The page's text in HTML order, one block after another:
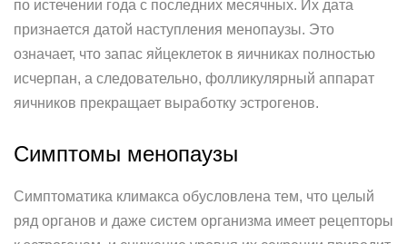
по истечении года с последних месячных. Их дата
признается датой наступления менопаузы. Это
означает, что запас яйцеклеток в яичниках полностью
исчерпан, а следовательно, фолликулярный аппарат
яичников прекращает выработку эстрогенов.
Симптомы менопаузы
Симптоматика климакса обусловлена тем, что целый
ряд органов и даже систем организма имеет рецепторы